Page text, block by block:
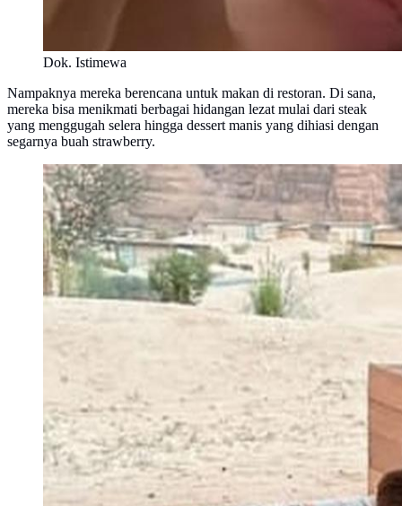
Dok. Istimewa
Nampaknya mereka berencana untuk makan di restoran. Di sana,
mereka bisa menikmati berbagai hidangan lezat mulai dari steak
yang menggugah selera hingga dessert manis yang dihiasi dengan
segarnya buah strawberry.